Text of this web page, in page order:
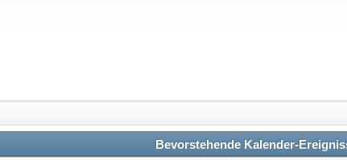
Bevorstehende Kalender-